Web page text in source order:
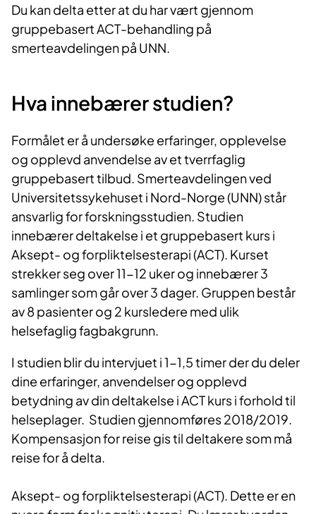
Du kan delta etter at du har vært gjennom
gruppebasert ACT-behandling på
smerteavdelingen på UNN.
Hva innebærer studien?
Formålet er å undersøke erfaringer, opplevelse
og opplevd anvendelse av et tverrfaglig
gruppebasert tilbud. Smerteavdelingen ved
Universitetssykehuset i Nord-Norge (UNN) står
ansvarlig for forskningsstudien. Studien
innebærer deltakelse i et gruppebasert kurs i
Aksept- og forpliktelsesterapi (ACT). Kurset
strekker seg over 11-12 uker og innebærer 3
samlinger som går over 3 dager. Gruppen består
av 8 pasienter og 2 kursledere med ulik
helsefaglig fagbakgrunn.
I studien blir du intervjuet i 1-1,5 timer der du deler
dine erfaringer, anvendelser og opplevd
betydning av din deltakelse i ACT kurs i forhold til
helseplager. Studien gjennomføres 2018/2019.
Kompensasjon for reise gis til deltakere som må
reise for å delta.
Aksept- og forpliktelsesterapi (ACT). Dette er en